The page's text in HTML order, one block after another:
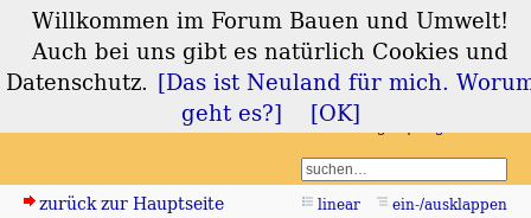
Forum Bauen und
Umwelt
zurück zur Hauptseite linear ein-/ausklappen
Willkommen im Forum Bauen und Umwelt!
Auch bei uns gibt es natürlich Cookies und
Datenschutz. [Das ist Neuland für mich.
geht es?]
[OK]